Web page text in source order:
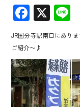
F
ac
e
b
o
ok
X
JR国分寺駅南口にあり
ご紹介〜♪